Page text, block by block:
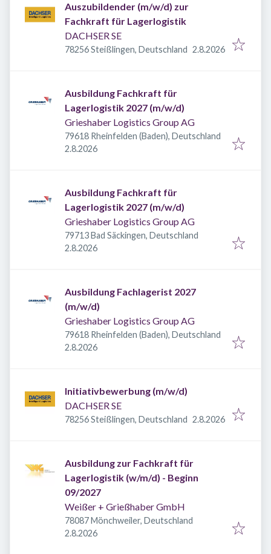
Auszubildender (m/w/d) zur
Fachkraft für Lagerlogistik
DACHSER SE
78256 Steißlingen, Deutschland Veröffentlicht
2.8.2026
Ausbildung Fachkraft für
Lagerlogistik 2027 (m/w/d)
Grieshaber Logistics Group AG
79618 Rheinfelden (Baden), Deutschland
Veröffentlicht
2.8.2026
Ausbildung Fachkraft für
Lagerlogistik 2027 (m/w/d)
Grieshaber Logistics Group AG
79713 Bad Säckingen, Deutschland
Veröffentlicht
2.8.2026
Ausbildung Fachlagerist 2027
(m/w/d)
Grieshaber Logistics Group AG
79618 Rheinfelden (Baden), Deutschland
Veröffentlicht
2.8.2026
Initiativbewerbung (m/w/d)
DACHSER SE
78256 Steißlingen, Deutschland Veröffentlicht
2.8.2026
Ausbildung zur Fachkraft für
Lagerlogistik (w/m/d) - Beginn
09/2027
Weißer + Grießhaber GmbH
78087 Mönchweiler, Deutschland
Veröffentlicht
2.8.2026